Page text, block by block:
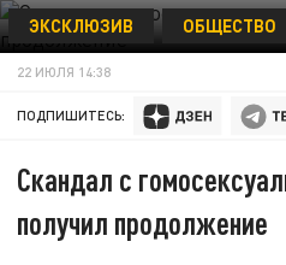
© IMAGO/OLGA
ЭКСКЛЮЗИВ ОБЩЕСТВО
22 ИЮЛЯ 14:38
ПОДПИШИТЕСЬ:
Скандал с
получил продолжение